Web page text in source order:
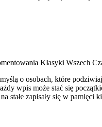
Klasyki Wszech
o osobach, które
wpis może stać się
stałe zapisały się w